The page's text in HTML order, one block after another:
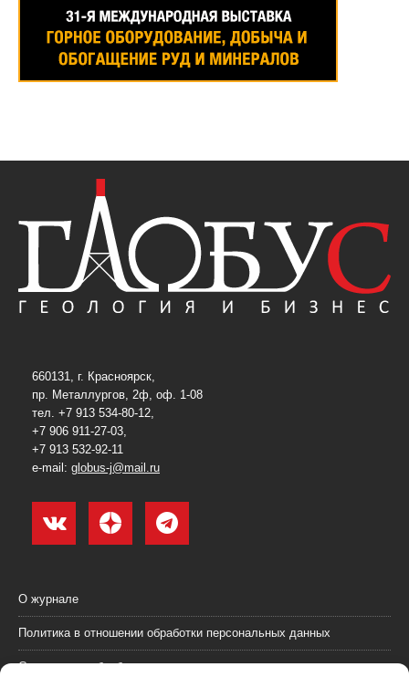
660131, г. Красноярск,
пр. Металлургов, 2ф, оф. 1-08
тел. +7 913 534-80-12,
+7 906 911-27-03,
+7 913 532-92-11
e-mail: globus-j@mail.ru
О журнале
Политика в отношении обработки персональных данных
Согласие на обработку персональных данных